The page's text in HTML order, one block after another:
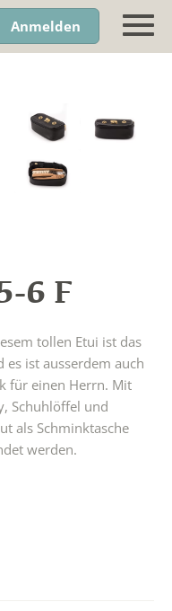
Anmelden
6 F
tollen Etui ist das
es ist ausserdem auch
für einen Herrn. Mit
Schuhlöffel und
als Schminktasche
werden.